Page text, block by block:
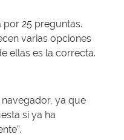
25 preguntas.
varias opciones
ellas es la correcta.
navegador, ya que
si ya ha